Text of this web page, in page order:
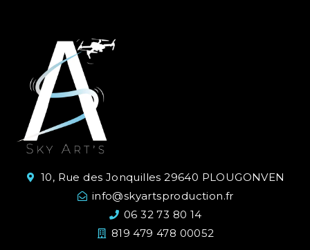
10, Rue des Jonquilles 29640 PLOUGONVEN
info@skyartsproduction.fr
06 32 73 80 14
819 479 478 00052